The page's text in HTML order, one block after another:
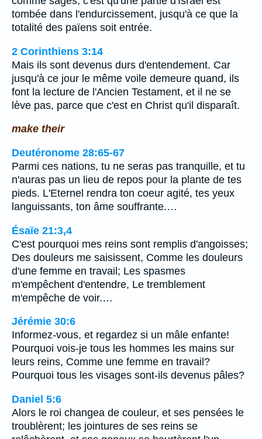
tombée dans l'endurcissement, jusqu'à ce que la
totalité des païens soit entrée.
2 Corinthiens 3:14
Mais ils sont devenus durs d'entendement. Car
jusqu'à ce jour le même voile demeure quand, ils
font la lecture de l'Ancien Testament, et il ne se
lève pas, parce que c'est en Christ qu'il disparaît.
make their
Deutéronome 28:65-67
Parmi ces nations, tu ne seras pas tranquille, et tu
n'auras pas un lieu de repos pour la plante de tes
pieds. L'Eternel rendra ton coeur agité, tes yeux
languissants, ton âme souffrante.…
Ésaïe 21:3,4
C'est pourquoi mes reins sont remplis d'angoisses;
Des douleurs me saisissent, Comme les douleurs
d'une femme en travail; Les spasmes
m'empêchent d'entendre, Le tremblement
m'empêche de voir.…
Jérémie 30:6
Informez-vous, et regardez si un mâle enfante!
Pourquoi vois-je tous les hommes les mains sur
leurs reins, Comme une femme en travail?
Pourquoi tous les visages sont-ils devenus pâles?
Daniel 5:6
Alors le roi changea de couleur, et ses pensées le
troublèrent; les jointures de ses reins se